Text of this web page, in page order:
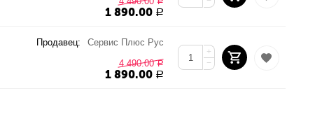
1 890.00 Р
Продавец:
Сервис Плюс Рус
4 490.00 Р
1 890.00 Р
+
−